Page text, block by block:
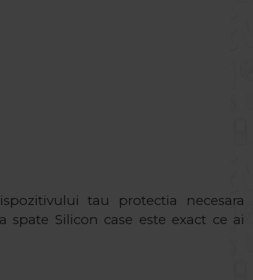
tau protectia necesara
spate Silicon case este exact ce ai